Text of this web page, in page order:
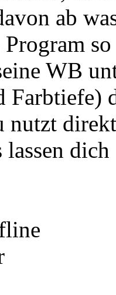
ab
WB
Farbtiefe)
nutzt
dich